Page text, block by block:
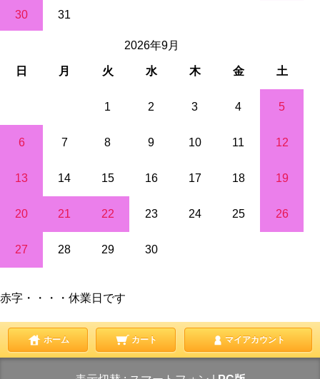
30 31
2026年9月
日 月 火 水 木 金 土
1 2 3 4 5
6 7 8 9 10 11 12
13 14 15 16 17 18 19
20 21 22 23 24 25 26
27 28 29 30
赤字・・・・休業日です
ホーム カート マイアカウント